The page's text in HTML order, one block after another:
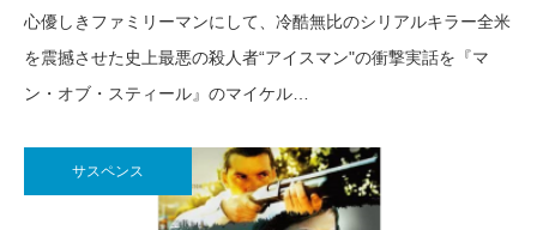
心優しきファミリーマンにして、冷酷無比のシリアルキラー全米
を震撼させた史上最悪の殺人者“アイスマン"の衝撃実話を『マ
ン・オブ・スティール』のマイケル…
サスペンス